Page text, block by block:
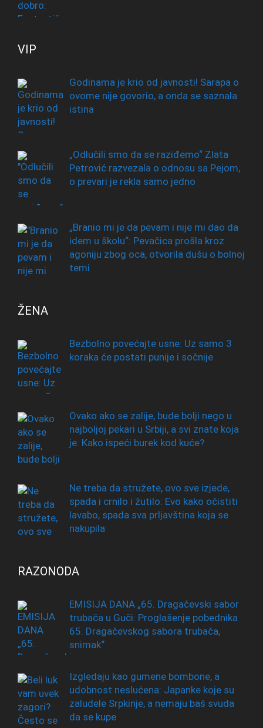
VIP
Godinama je krio od javnosti! Sarapa o
ovome nije govorio, a onda se saznala
istina
„Odlučili smo da se raziđemo“ Zlata
Petrović razvezala o odnosu sa Pejom,
o prevari je rekla samo jedno
„Branio mi je da pevam i nije mi dao da
idem u školu“: Pevačica prošla kroz
agoniju zbog oca, otvorila dušu o bolnoj
temi
ŽENA
Bezbolno povećajte usne: Uz samo 3
koraka će postati punije i sočnije
Ovako ako se zalije, bude bolji nego u
najboljoj pekari u Srbiji, a svi znate koja
je: Kako ispeći burek kod kuće?
Ne treba da stružete, ovo sve izjede,
spada i crnilo i žutilo: Evo kako očistiti
lavabo, spada sva prljavština koja se
nakupila
RAZONODA
EMISIJA DANA „65. Dragačevski sabor
trubača u Guči: Proglašenje pobednika
65. Dragačevskog sabora trubača,
snimak“
Izgledaju kao gumene bombone, a
udobnost neslućena: Japanke koje su
zaludele Srpkinje, a nemaju baš svuda
da se kupe